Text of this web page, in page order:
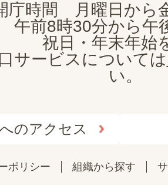
庁時間 月曜日から
午前8時30分から午
祝日・年末年始
サービスについては
い。
のアクセス
ポリシー 組織から探す